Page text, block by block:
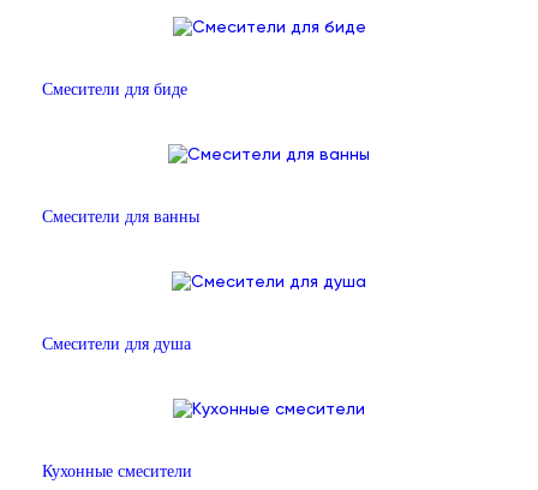
Смесители для биде
Смесители для ванны
Смесители для душа
Кухонные смесители